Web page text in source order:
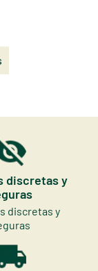
discretas y
discretas y